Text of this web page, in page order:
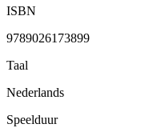
ISBN
9789026173899
Taal
Nederlands
Speelduur